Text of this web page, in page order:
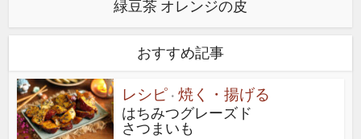
緑豆茶 オレンジの皮
おすすめ記事
レシピ • 焼く・揚げる
はちみつグレーズド
さつまいも